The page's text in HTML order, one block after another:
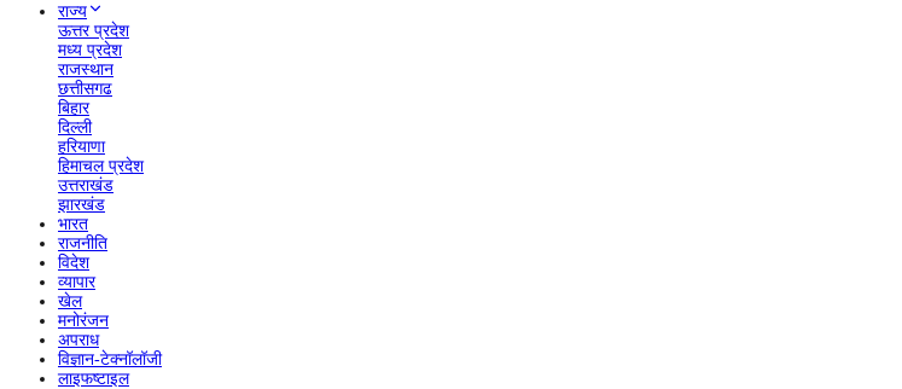
राज्य
ऊत्तर प्रदेश
मध्य प्रदेश
राजस्थान
छत्तीसगढ
बिहार
दिल्ली
हरियाणा
हिमाचल प्रदेश
उत्तराखंड
झारखंड
भारत
राजनीति
विदेश
व्यापार
खेल
मनोरंजन
अपराध
विज्ञान-टेक्नॉलॉजी
लाइफष्टाइल